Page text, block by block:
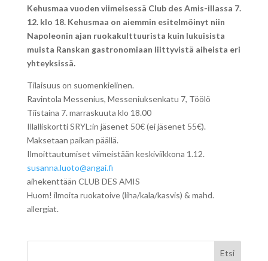
Kehusmaa vuoden viimeisessä Club des Amis-illassa 7.
12. klo 18. Kehusmaa on aiemmin esitelmöinyt niin
Napoleonin ajan ruokakulttuurista kuin lukuisista
muista Ranskan gastronomiaan liittyvistä aiheista eri
yhteyksissä.
Tilaisuus on suomenkielinen.
Ravintola Messenius, Messeniuksenkatu 7, Töölö
Tiistaina 7. marraskuuta klo 18.00
Illalliskortti SRYL:in jäsenet 50€ (ei jäsenet 55€).
Maksetaan paikan päällä.
Ilmoittautumiset viimeistään keskiviikkona 1.12.
susanna.luoto@angai.fi
aihekenttään CLUB DES AMIS
Huom! ilmoita ruokatoive (liha/kala/kasvis) & mahd.
allergiat.
Etsi